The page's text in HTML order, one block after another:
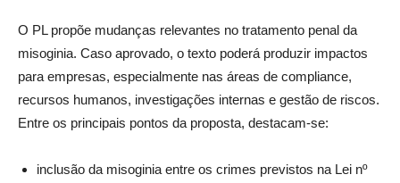
O PL propõe mudanças relevantes no tratamento penal da
misoginia. Caso aprovado, o texto poderá produzir impactos
para empresas, especialmente nas áreas de compliance,
recursos humanos, investigações internas e gestão de riscos.
Entre os principais pontos da proposta, destacam-se:
inclusão da misoginia entre os crimes previstos na Lei nº